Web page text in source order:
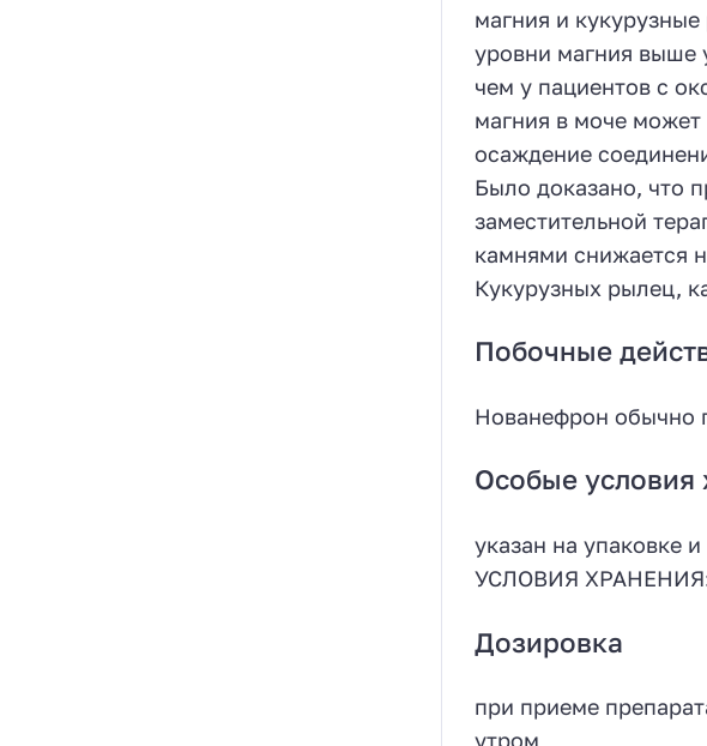
магния и
уровни магния выше
чем у пациентов с
магния в моче может
осаждение
Было доказано, что
заместительной
камнями снижается
Кукурузных рылец,
Побочные
Нованефрон обычно
Особые условия
указан на упаковке
УСЛОВИЯ ХРАНЕНИЯ:
Дозировка
при приеме
утром